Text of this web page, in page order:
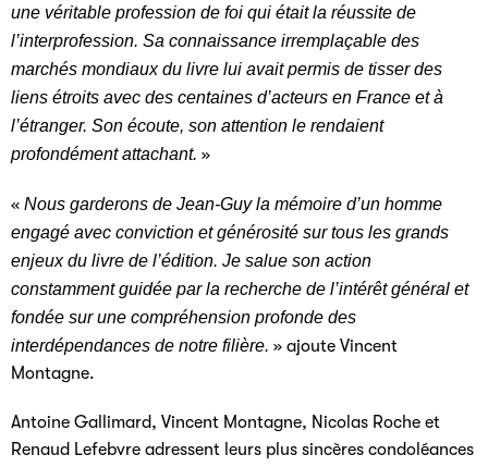
une véritable profession de foi qui était la réussite de
l’interprofession. Sa connaissance irremplaçable des
marchés mondiaux du livre lui avait permis de tisser des
liens étroits avec des centaines d’acteurs en France et à
l’étranger. Son écoute, son attention le rendaient
profondément attachant. »
« Nous garderons de Jean-Guy la mémoire d’un homme
engagé avec conviction et générosité sur tous les grands
enjeux du livre de l’édition. Je salue son action
constamment guidée par la recherche de l’intérêt général et
fondée sur une compréhension profonde des
interdépendances de notre filière. » ajoute Vincent
Montagne.
Antoine Gallimard, Vincent Montagne, Nicolas Roche et
Renaud Lefebvre adressent leurs plus sincères condoléances